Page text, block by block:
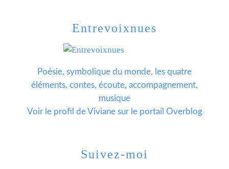
Entrevoixnues
Poésie, symbolique du monde, les quatre
éléments, contes, écoute, accompagnement,
musique
Voir le profil deVivianesur le portail Overblog
Suivez-moi